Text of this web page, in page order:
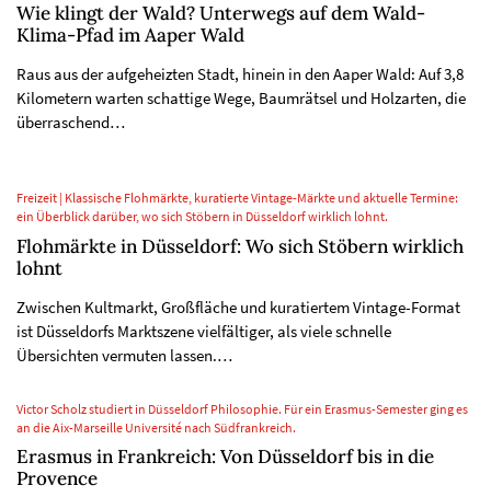
Wie klingt der Wald? Unterwegs auf dem Wald-
Klima-Pfad im Aaper Wald
Raus aus der aufgeheizten Stadt, hinein in den Aaper Wald: Auf 3,8
Kilometern warten schattige Wege, Baumrätsel und Holzarten, die
überraschend…
Freizeit | Klassische Flohmärkte, kuratierte Vintage-Märkte und aktuelle Termine:
ein Überblick darüber, wo sich Stöbern in Düsseldorf wirklich lohnt.
Flohmärkte in Düsseldorf: Wo sich Stöbern wirklich
lohnt
Zwischen Kultmarkt, Großfläche und kuratiertem Vintage-Format
ist Düsseldorfs Marktszene vielfältiger, als viele schnelle
Übersichten vermuten lassen.…
Victor Scholz studiert in Düsseldorf Philosophie. Für ein Erasmus-Semester ging es
an die Aix-Marseille Université nach Südfrankreich.
Erasmus in Frankreich: Von Düsseldorf bis in die
Provence